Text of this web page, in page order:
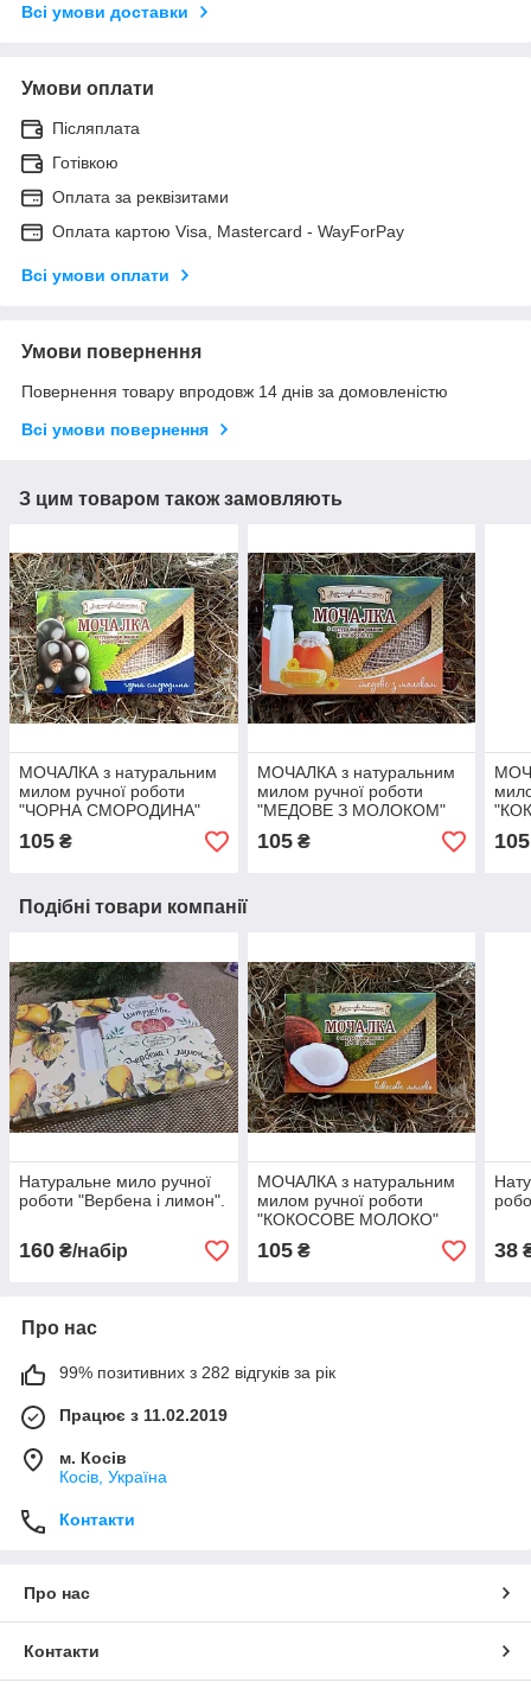
Всі умови доставки
Умови оплати
Післяплата
Готівкою
Оплата за реквізитами
Оплата картою Visa, Mastercard - WayForPay
Всі умови оплати
Умови повернення
Повернення товару впродовж 14 днів за домовленістю
Всі умови повернення
З цим товаром також замовляють
МОЧАЛКА з натуральним
милом ручної роботи
"ЧОРНА СМОРОДИНА"
105 ₴
МОЧАЛКА з натуральним
милом ручної роботи
"МЕДОВЕ З МОЛОКОМ"
105₴ 105
Подібні товари компанії
Натуральне мило ручної
роботи "Вербена і лимон".
160 ₴/набір
МОЧАЛКА з натуральним
милом ручної роботи
"КОКОСОВЕ МОЛОКО"
105₴ 38
Про нас
99% позитивних з 282 відгуків за рік
Працює з 11.02.2019
м. Косів
Косів, Україна
Контакти
Про нас
Контакти